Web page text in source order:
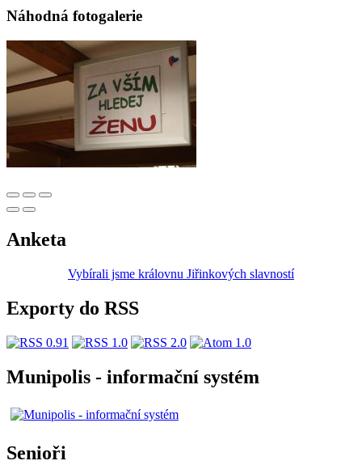
Náhodná fotogalerie
Anketa
Vybírali jsme královnu Jiřinkových slavností
Exporty do RSS
Munipolis - informační systém
Senioři